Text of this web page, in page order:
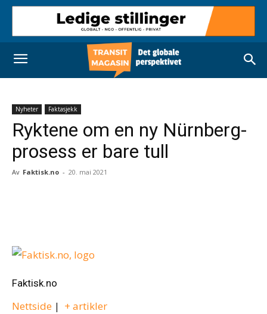
Nyheter Faktasjekk
Ryktene om en ny Nürnberg-
prosess er bare tull
Av Faktisk.no - 20. mai 2021
Faktisk.no
Nettside | + artikler